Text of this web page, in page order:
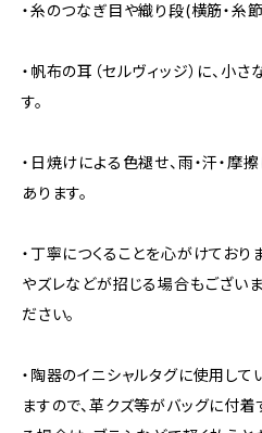
・糸のつなぎ目や織り段(横筋・糸
・帆布の耳（セルヴィッジ）に、小
す。
・日焼けによる色褪せ、雨・汗・
あります。
・丁寧につくることを心がけており
やズレなどが招じる場合もございま
ださい。
・陶器のイニシャルタグに使用し
ますので、革クズ等がバッグに付